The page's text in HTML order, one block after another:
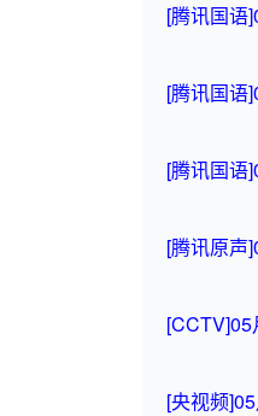
[腾讯国语
[腾讯国语
[腾讯国语
[腾讯原声
[央视频